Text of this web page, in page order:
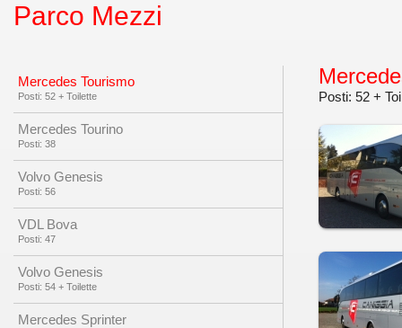
Parco Mezzi
Mercedes Tourismo
Posti: 52 + Toilette
Mercedes Tourino
Posti: 38
Volvo Genesis
Posti: 56
VDL Bova
Posti: 47
Volvo Genesis
Posti: 54 + Toilette
Mercedes Sprinter
Posti: 52 +